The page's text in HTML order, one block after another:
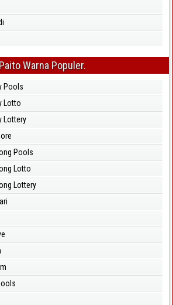
Paito Warna Populer.
Pools
Lotto
Lottery
Pools
Lotto
Lottery